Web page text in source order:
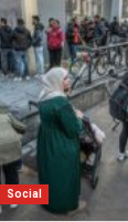
Social